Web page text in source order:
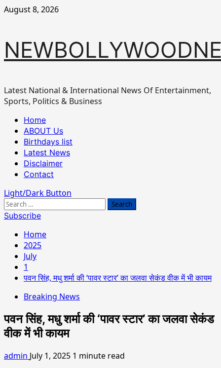
Skip
August 8, 2026
Latest National & International News Of Entertainment,
Sports, Politics & Business
Primary
Menu
Home
ABOUT Us
Birthdays list
Latest News
Disclaimer
Contact
Light/Dark Button
Search
for:
Subscribe
Home
2025
July
1
पवन सिंह, मधु शर्मा की ‘पावर स्टार’ का जलवा सेकंड वीक में भी कायम
Breaking News
पवन सिंह, मधु शर्मा की ‘पावर स्टार’ का जलवा सेकंड
वीक में भी कायम
admin July 1, 2025 1 minute read